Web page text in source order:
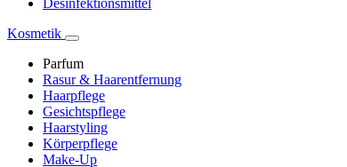
Desinfektionsmittel
Kosmetik
Parfum
Rasur & Haarentfernung
Haarpflege
Gesichtspflege
Haarstyling
Körperpflege
Make-Up